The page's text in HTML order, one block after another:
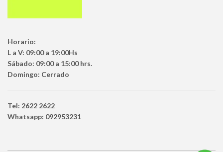
Horario:
L a V: 09:00 a 19:00Hs
Sábado: 09:00 a 15:00 hrs.
Domingo: Cerrado
Tel: 2622 2622
Whatsapp: 092953231